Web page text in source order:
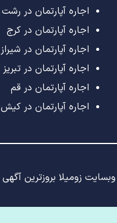
اجاره آپارتمان در رشت
اجاره آپارتمان در کرج
اجاره آپارتمان در شیراز
اجاره آپارتمان در تبریز
اجاره آپارتمان در قم
اجاره آپارتمان در کیش
زومیلا بروزترین